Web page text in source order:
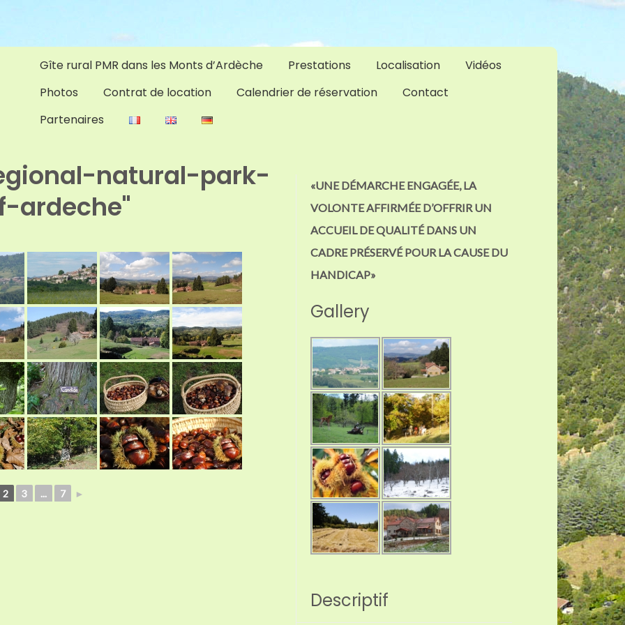
Gîte rural PMR dans les Monts d’Ardèche Prestations Localisation
Vidéos
Photos
Contrat de location Calendrier de réservation
Contact
Partenaires
natural-park-
ardeche"
2 3 ... 7 ►
«UNE DÉMARCHE ENGAGÉE, LA
VOLONTE AFFIRMÉE D’OFFRIR UN
ACCUEIL DE QUALITÉ DANS UN
CADRE PRÉSERVÉ POUR LA CAUSE DU
HANDICAP»
Gallery
Descriptif